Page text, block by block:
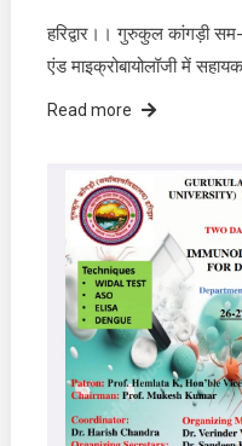
हरिद्वार।। गुरुकुल कांगड़ी सम-
एंड माइक्रोबायोलॉजी में
Read more